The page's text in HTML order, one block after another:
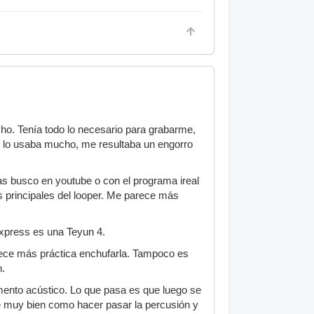
Tenía todo lo necesario para grabarme,
usaba mucho, me resultaba un engorro
busco en youtube o con el programa ireal
del looper. Me parece más
es una Teyun 4.
más práctica enchufarla. Tampoco es
acústico. Lo que pasa es que luego se
bien como hacer pasar la percusión y